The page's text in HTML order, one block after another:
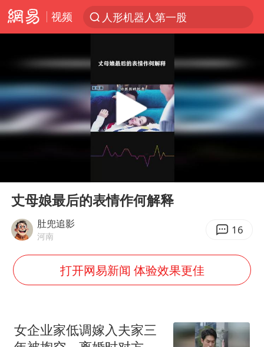
视频
人形机器人第一股
多地银行上调存款利率
上海地铁4条线路全线停运
4.2平卫生间补漏注胶花1.55万
白海豚路径图
宇树申购 中一签有望赚20万元
男子结婚8年3个女儿都不是亲生
手机真会“偷听”我们说话吗
“皋”在低处
Play
丈母娘最后的表情作何解释
肚兜追影
河南 16
打开网易新闻 体验效果更佳
女企业家低调嫁入夫家三